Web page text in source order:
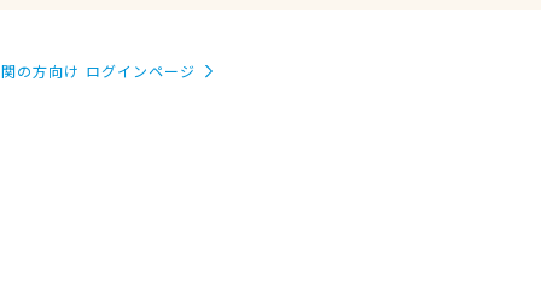
の方向け ログインページ